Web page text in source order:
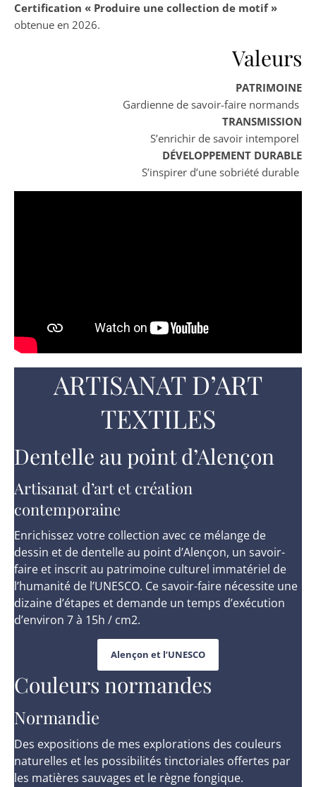
Certification « Produire une collection de motif »
obtenue en 2026.
Valeurs
PATRIMOINE
Gardienne de savoir-faire normands
TRANSMISSION
S’enrichir de savoir intemporel
DÉVELOPPEMENT DURABLE
S’inspirer d’une sobriété durable
ARTISANAT D’ART
TEXTILES
Dentelle au point d’Alençon
Artisanat d’art et création
contemporaine
Enrichissez votre collection avec ce mélange de
dessin et de dentelle au point d’Alençon, un savoir-
faire et inscrit au patrimoine culturel immatériel de
l’humanité de l’UNESCO. Ce savoir-faire nécessite une
dizaine d’étapes et demande un temps d’exécution
d’environ 7 à 15h / cm2.
Alençon et l’UNESCO
Couleurs normandes
Normandie
Des expositions de mes explorations des couleurs
naturelles et les possibilités tinctoriales offertes par
les matières sauvages et le règne fongique.